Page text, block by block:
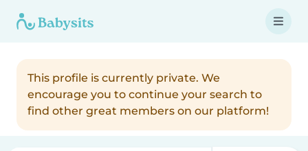
This profile is currently private. We
encourage you to continue your search to
find other great members on our platform!